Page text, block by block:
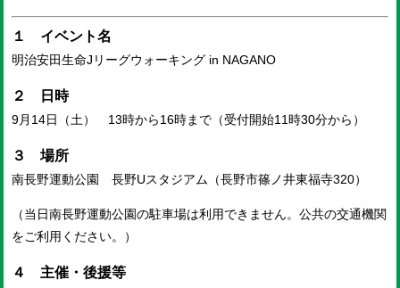
１ イベント名
明治安田生命Jリーグウォーキング in NAGANO
２ 日時
9月14日（土） 13時から16時まで（受付開始11時30分から）
３ 場所
南長野運動公園 長野Uスタジアム（長野市篠ノ井東福寺320）
（当日南長野運動公園の駐車場は利用できません。公共の交通機関
をご利用ください。）
４ 主催・後援等